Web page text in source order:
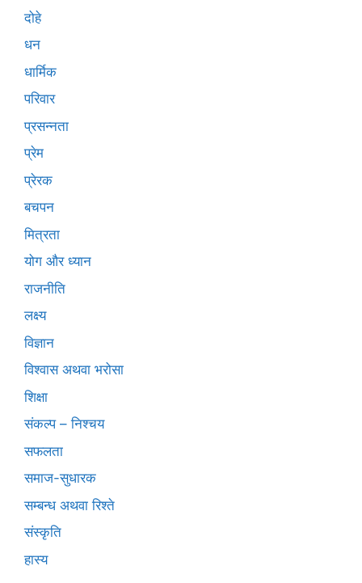
दोहे
धन
धार्मिक
परिवार
प्रसन्नता
प्रेम
प्रेरक
बचपन
मित्रता
योग और ध्यान
राजनीति
लक्ष्य
विज्ञान
विश्वास अथवा भरोसा
शिक्षा
संकल्प – निश्चय
सफलता
समाज-सुधारक
सम्बन्ध अथवा रिश्ते
संस्कृति
हास्य